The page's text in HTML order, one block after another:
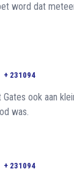
word dat
+ 231094
ook aan
was.
+ 231094